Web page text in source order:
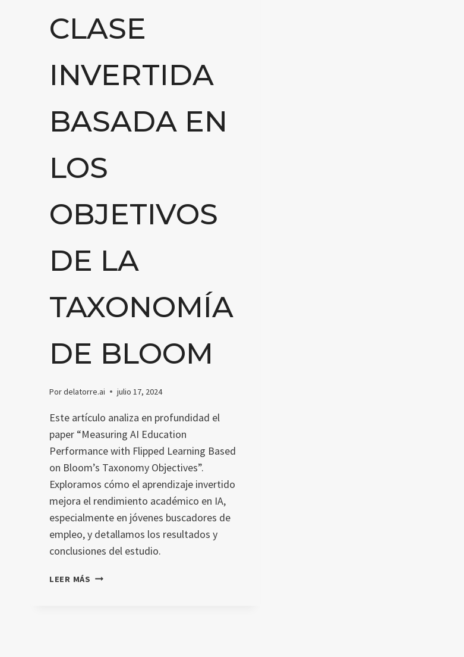
CLASE
INVERTIDA
BASADA EN
LOS
OBJETIVOS
DE LA
TAXONOMÍA
DE BLOOM
Pordelatorre.ai julio 17, 2024
Este artículo analiza en profundidad el
paper “Measuring AI Education
Performance with Flipped Learning Based
on Bloom’s Taxonomy Objectives”.
Exploramos cómo el aprendizaje invertido
mejora el rendimiento académico en IA,
especialmente en jóvenes buscadores de
empleo, y detallamos los resultados y
conclusiones del estudio.
LEER MÁS EVALUACIÓN